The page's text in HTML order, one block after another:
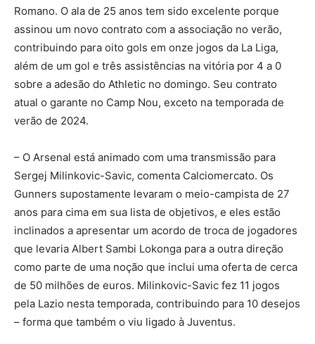
Romano. O ala de 25 anos tem sido excelente porque
assinou um novo contrato com a associação no verão,
contribuindo para oito gols em onze jogos da La Liga,
além de um gol e três assistências na vitória por 4 a 0
sobre a adesão do Athletic no domingo. Seu contrato
atual o garante no Camp Nou, exceto na temporada de
verão de 2024.
– O Arsenal está animado com uma transmissão para
Sergej Milinkovic-Savic, comenta Calciomercato. Os
Gunners supostamente levaram o meio-campista de 27
anos para cima em sua lista de objetivos, e eles estão
inclinados a apresentar um acordo de troca de jogadores
que levaria Albert Sambi Lokonga para a outra direção
como parte de uma noção que inclui uma oferta de cerca
de 50 milhões de euros. Milinkovic-Savic fez 11 jogos
pela Lazio nesta temporada, contribuindo para 10 desejos
– forma que também o viu ligado à Juventus.